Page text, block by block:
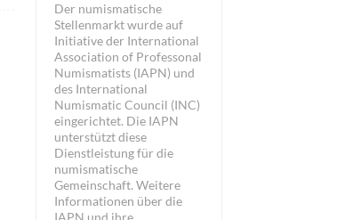
Der numismatische
Stellenmarkt wurde auf
Initiative der International
Association of Professonal
Numismatists (IAPN) und
des International
Numismatic Council (INC)
eingerichtet. Die IAPN
unterstützt diese
Dienstleistung für die
numismatische
Gemeinschaft. Weitere
Informationen über die